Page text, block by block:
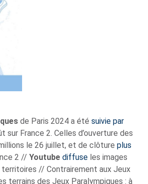
de Paris 2024 a été suivie par
sur France 2. Celles d’ouverture des
le 26 juillet, et de clôture plus
2 // Youtube diffuse les images
// Contrairement aux Jeux
terrains des Jeux Paralympiques : à